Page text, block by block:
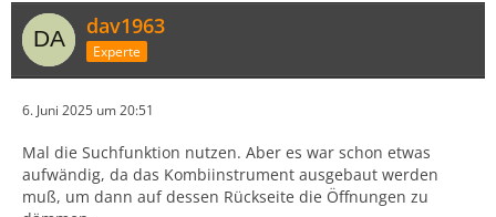
dav1963
Experte
6. Juni 2025 um 20:51
Mal die Suchfunktion nutzen. Aber es war schon etwas
aufwändig, da das Kombiinstrument ausgebaut werden
muß, um dann auf dessen Rückseite die Öffnungen zu